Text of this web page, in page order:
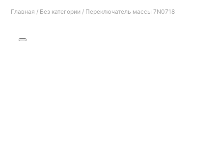
Главная / Без категории / Переключатель массы 7N0718